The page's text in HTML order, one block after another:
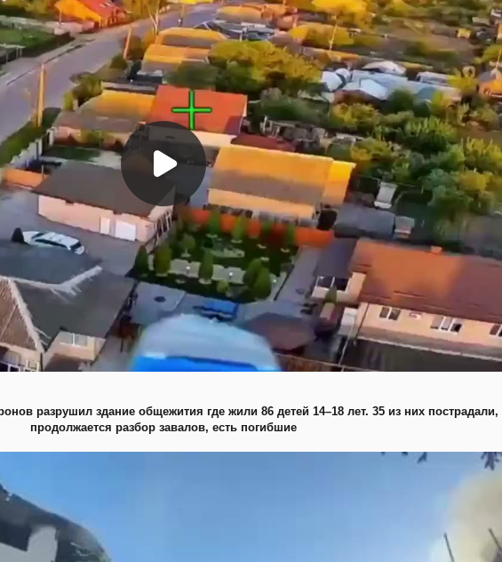
разрушил здание общежития где жили 86 детей 14–18 лет. 35 из них пострадали,
продолжается разбор завалов, есть погибшие